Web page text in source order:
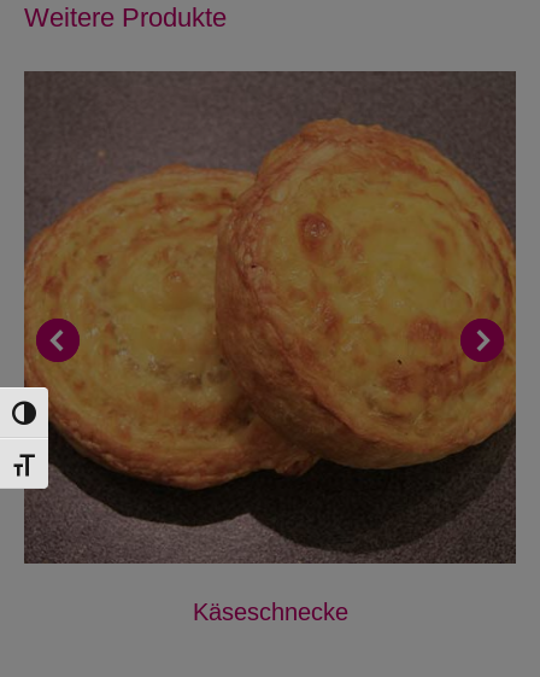
Toggle High Contrast
Toggle Font size
Weitere Produkte
Käseschnecke